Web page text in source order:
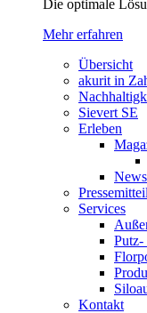
Die optimale
Mehr erfahren
Übersicht
akurit in
Sievert SE
Erleben
News
Services
Kontakt